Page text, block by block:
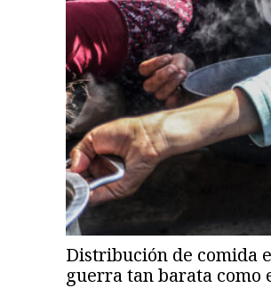
Distribución de comida
guerra tan barata como